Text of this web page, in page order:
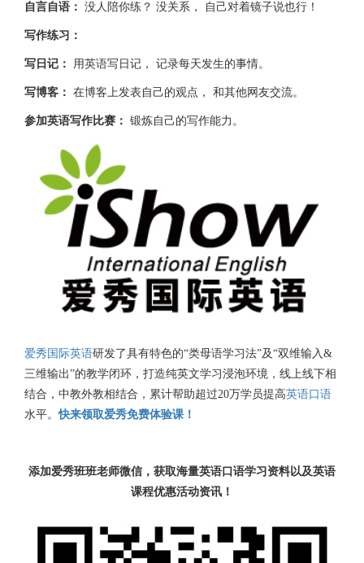
自言自语： 没人陪你练？ 没关系， 自己对着镜子说也行！
写作练习：
写日记： 用英语写日记， 记录每天发生的事情。
写博客： 在博客上发表自己的观点， 和其他网友交流。
参加英语写作比赛： 锻炼自己的写作能力。
爱秀国际英语研发了具有特色的“类母语学习法”及“双维输入&
三维输出”的教学闭环，打造纯英文学习浸泡环境，线上线下相
结合，中教外教相结合，累计帮助超过20万学员提高英语口语
水平。快来领取爱秀免费体验课！
添加爱秀班班老师微信，获取海量英语口语学习资料以及英语
课程优惠活动资讯！